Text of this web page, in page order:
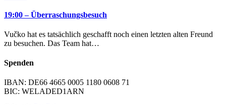
19:00 – Überraschungsbesuch
Vučko hat es tatsächlich geschafft noch einen letzten alten Freund
zu besuchen. Das Team hat…
Spenden
IBAN: DE66 4665 0005 1180 0608 71
BIC: WELADED1ARN